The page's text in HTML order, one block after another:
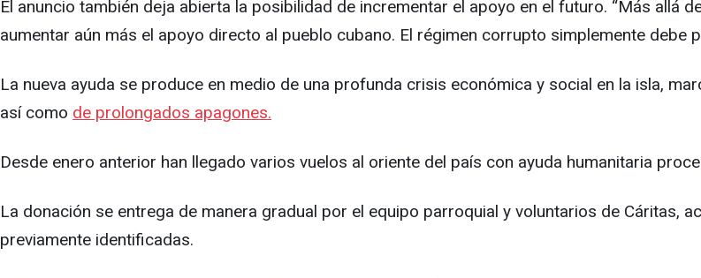
El anuncio también deja abierta la posibilidad de incrementar el apoyo en el futuro. “Más allá
aumentar aún más el apoyo directo al pueblo cubano. El régimen corrupto simplemente debe
La nueva ayuda se produce en medio de una profunda crisis económica y social en la isla,
así como de prolongados apagones.
Desde enero anterior han llegado varios vuelos al oriente del país con ayuda humanitaria
La donación se entrega de manera gradual por el equipo parroquial y voluntarios de Cáritas,
previamente identificadas.